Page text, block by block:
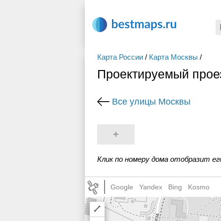
Карта России / Карта Москвы /
Проектируемый
Все улицы Москвы
+
Клик по номеру дома отобразит
Google Yandex Bing Kosmo
Draw